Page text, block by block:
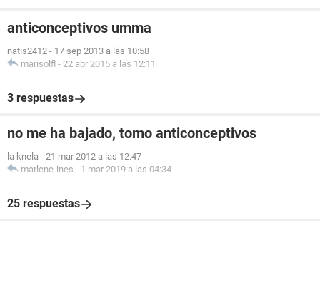
anticonceptivos umma
natis2412 - 17 sep 2013 a las 10:58
marisolfl - 22 abr 2015 a las 12:11
3 respuestas
no me ha bajado, tomo anticonceptivos
la knela - 21 mar 2012 a las 12:47
marlene-ines - 1 mar 2019 a las 04:34
25 respuestas